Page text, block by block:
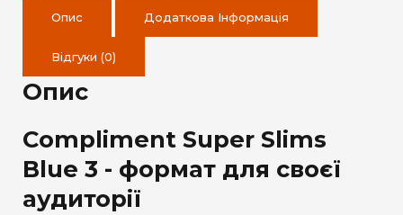
Опис Додаткова Інформація
Відгуки (0)
Опис
Compliment Super Slims
Blue 3 - формат для своєї
аудиторії